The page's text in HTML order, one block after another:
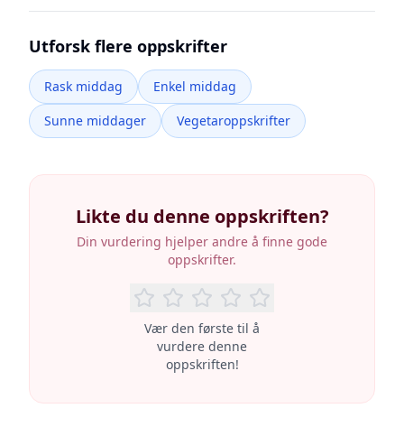
Utforsk flere oppskrifter
Rask middag
Enkel middag
Sunne middager
Vegetaroppskrifter
Likte du denne oppskriften?
Din vurdering hjelper andre å finne gode
oppskrifter.
Vær den første til å
vurdere denne
oppskriften!